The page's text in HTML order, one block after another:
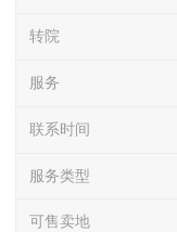
转院
服务
联系时间
服务类型
可售卖地